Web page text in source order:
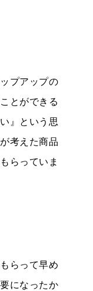
プアップの
とができる
』という思
考えた商品
らっていま
らって早め
になったか